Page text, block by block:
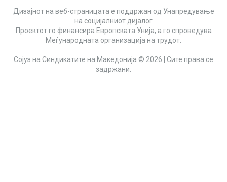
Дизајнот на веб-страницата е поддржан од Унапредување
на социјалниот дијалог
Проектот го финансира Европската Унија, а го спроведува
Меѓународната организација на трудот.
Сојуз на Синдикатите на Македонија © 2026 | Сите права се
задржани.